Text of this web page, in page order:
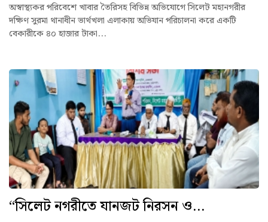
অস্বাস্থ্যকর পরিবেশে খাবার তৈরিসহ বিভিন্ন অভিযোগে সিলেট মহানগরীর
দক্ষিণ সুরমা থানাধীন ভার্থখলা এলাকায় অভিযান পরিচালনা করে একটি
বেকারীকে ৪০ হাজার টাকা...
“সিলেট নগরীতে যানজট নিরসন ও...